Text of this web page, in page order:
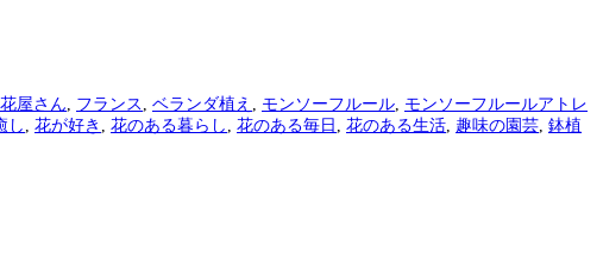
屋さん フランス ベランダ植え モンソーフルール モンソーフルールアトレ
し 花が好き 花のある暮らし 花のある毎日 花のある生活 趣味の園芸 鉢植